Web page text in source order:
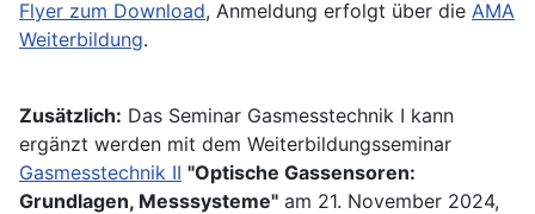
Flyer zum Download, Anmeldung erfolgt über die AMA
Weiterbildung.
Zusätzlich: Das Seminar Gasmesstechnik I kann
ergänzt werden mit dem Weiterbildungsseminar
Gasmesstechnik II "Optische Gassensoren:
Grundlagen, Messsysteme" am 21. November 2024,